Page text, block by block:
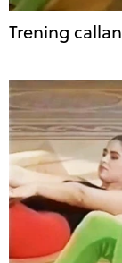
Trening